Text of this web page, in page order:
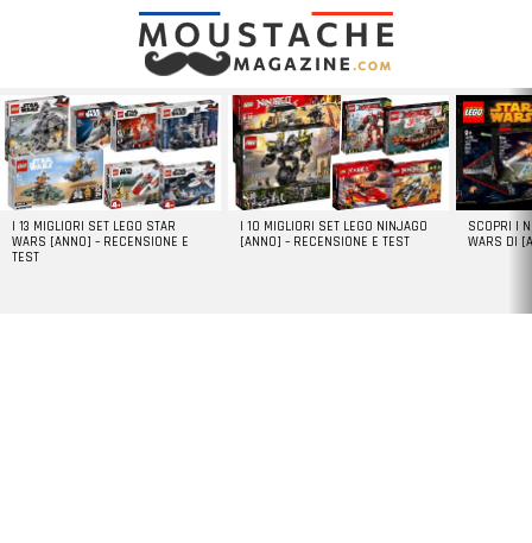
LATEST
STORIES
I 13 MIGLIORI SET LEGO STAR
WARS [ANNO] – RECENSIONE E
TEST
I 10 MIGLIORI SET LEGO NINJAGO
[ANNO] – RECENSIONE E TEST
SCOPRI I
WARS DI